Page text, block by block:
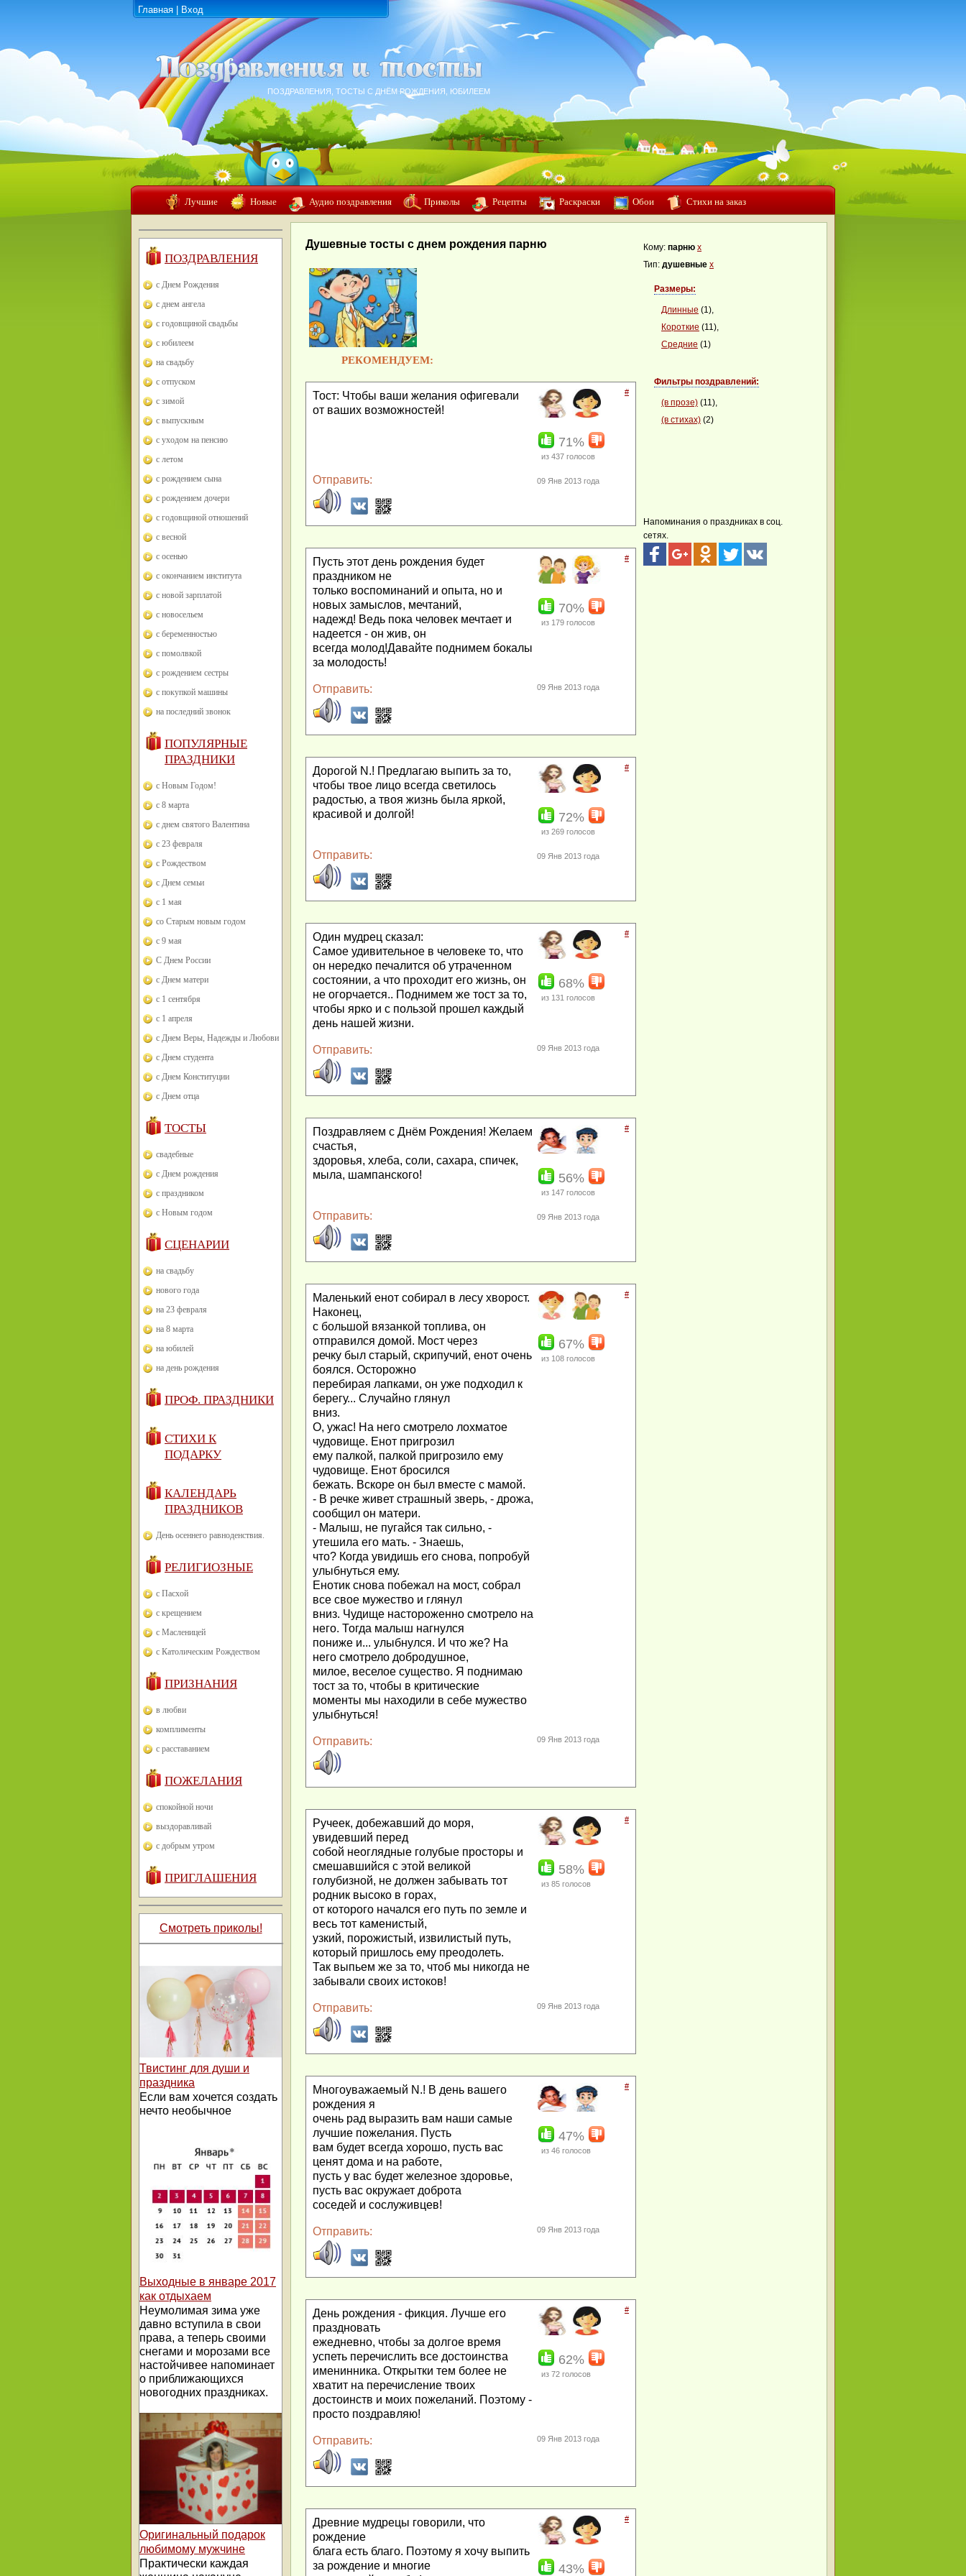
Главная Вход
ПОЗДРАВЛЕНИЯ, ТОСТЫ С ДНЁМ РОЖДЕНИЯ, ЮБИЛЕЕМ
Лучшие Новые Аудио поздравления Приколы Рецепты Раскраски Обои Стихи на заказ
ПОЗДРАВЛЕНИЯ
с Днем Рождения
с днем ангела
с годовщиной свадьбы
с юбилеем
на свадьбу
с отпуском
с зимой
с выпускным
с уходом на пенсию
с летом
с рождением сына
с рождением дочери
с годовщиной отношений
с весной
с осенью
с окончанием института
с новой зарплатой
с новосельем
с беременностью
с помолвкой
с рождением сестры
с покупкой машины
на последний звонок
ПОПУЛЯРНЫЕ
ПРАЗДНИКИ
с Новым Годом!
с 8 марта
с днем святого Валентина
с 23 февраля
с Рождеством
с Днем семьи
с 1 мая
со Старым новым годом
с 9 мая
С Днем России
с Днем матери
с 1 сентября
с 1 апреля
с Днем Веры, Надежды и Любови
с Днем студента
с Днем Конституции
с Днем отца
ТОСТЫ
свадебные
с Днем рождения
с праздником
с Новым годом
СЦЕНАРИИ
на свадьбу
нового года
на 23 февраля
на 8 марта
на юбилей
на день рождения
ПРОФ. ПРАЗДНИКИ
СТИХИ К
ПОДАРКУ
КАЛЕНДАРЬ
ПРАЗДНИКОВ
День осеннего равноденствия.
РЕЛИГИОЗНЫЕ
с Пасхой
с крещением
с Масленицей
с Католическим Рождеством
ПРИЗНАНИЯ
в любви
комплименты
с расставанием
ПОЖЕЛАНИЯ
спокойной ночи
выздоравливай
с добрым утром
ПРИГЛАШЕНИЯ
Смотреть приколы!
Твистинг для души и
праздника
Если вам хочется создать
нечто необычное
Выходные в январе 2017
как отдыхаем
Неумолимая зима уже
давно вступила в свои
права, а теперь своими
снегами и морозами все
настойчивее напоминает
о приближающихся
новогодних праздниках.
Оригинальный подарок
любимому мужчине
Практически каждая
Душевные тосты с днем рождения парню
РЕКОМЕНДУЕМ:
Тост: Чтобы ваши желания офигевали
от ваших возможностей!
#
71%
из 437 голосов
Отправить: 09 Янв 2013 года
Пусть этот день рождения будет
праздником не
только воспоминаний и опыта, но и
новых замыслов, мечтаний,
надежд! Ведь пока человек мечтает и
надеется - он жив, он
всегда молод!Давайте поднимем бокалы
за молодость!
#
70%
из 179 голосов
Отправить: 09 Янв 2013 года
Дорогой N.! Предлагаю выпить за то,
чтобы твое лицо всегда светилось
радостью, а твоя жизнь была яркой,
красивой и долгой!
#
72%
из 269 голосов
Отправить: 09 Янв 2013 года
Один мудрец сказал:
Самое удивительное в человеке то, что
он нередко печалится об утраченном
состоянии, а что проходит его жизнь, он
не огорчается.. Поднимем же тост за то,
чтобы ярко и с пользой прошел каждый
день нашей жизни.
#
68%
из 131 голосов
Отправить: 09 Янв 2013 года
Поздравляем с Днём Рождения! Желаем
счастья,
здоровья, хлеба, соли, сахара, спичек,
мыла, шампанского!
#
56%
из 147 голосов
Отправить: 09 Янв 2013 года
Маленький енот собирал в лесу хворост.
Наконец,
с большой вязанкой топлива, он
отправился домой. Мост через
речку был старый, скрипучий, енот очень
боялся. Осторожно
перебирая лапками, он уже подходил к
берегу... Случайно глянул
вниз.
О, ужас! На него смотрело лохматое
чудовище. Енот пригрозил
ему палкой, палкой пригрозило ему
чудовище. Енот бросился
бежать. Вскоре он был вместе с мамой.
- В речке живет страшный зверь, - дрожа,
сообщил он матери.
- Малыш, не пугайся так сильно, -
утешила его мать. - Знаешь,
что? Когда увидишь его снова, попробуй
улыбнуться ему.
Енотик снова побежал на мост, собрал
все свое мужество и глянул
вниз. Чудище настороженно смотрело на
него. Тогда малыш нагнулся
пониже и... улыбнулся. И что же? На
него смотрело добродушное,
милое, веселое существо. Я поднимаю
тост за то, чтобы в критические
моменты мы находили в себе мужество
улыбнуться!
#
67%
из 108 голосов
Отправить: 09 Янв 2013 года
Ручеек, добежавший до моря,
увидевший перед
собой неоглядные голубые просторы и
смешавшийся с этой великой
голубизной, не должен забывать тот
родник высоко в горах,
от которого начался его путь по земле и
весь тот каменистый,
узкий, порожистый, извилистый путь,
который пришлось ему преодолеть.
Так выпьем же за то, чтоб мы никогда не
забывали своих истоков!
#
58%
из 85 голосов
Отправить: 09 Янв 2013 года
Многоуважаемый N.! В день вашего
рождения я
очень рад выразить вам наши самые
лучшие пожелания. Пусть
вам будет всегда хорошо, пусть вас
ценят дома и на работе,
пусть у вас будет железное здоровье,
пусть вас окружает доброта
соседей и сослуживцев!
#
47%
из 46 голосов
Отправить: 09 Янв 2013 года
День рождения - фикция. Лучше его
праздновать
ежедневно, чтобы за долгое время
успеть перечислить все достоинства
именинника. Открытки тем более не
хватит на перечисление твоих
достоинств и моих пожеланий. Поэтому -
просто поздравляю!
#
62%
из 72 голосов
Отправить: 09 Янв 2013 года
Древние мудрецы говорили, что
рождение
блага есть благо. Поэтому я хочу выпить
за рождение и многие
#
43%
Кому: парню x
Тип: душевные x
Размеры:
Длинные (1),
Короткие (11),
Средние (1)
Фильтры поздравлений:
(в прозе) (11),
(в стихах) (2)
Напоминания о праздниках в соц.
сетях.